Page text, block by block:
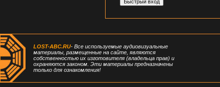
LOST-ABC.RU- Все используемые аудиовизуальные
материалы, размещенные на сайте, являются
собственностью их изготовителя (владельца прав) и
охраняются законом. Эти материалы предназначены
только для ознакомления!